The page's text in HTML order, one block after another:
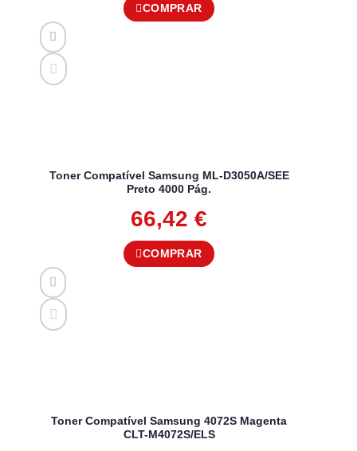
COMPRAR
Toner Compatível Samsung ML-D3050A/SEE
Preto 4000 Pág.
66,42 €
COMPRAR
Toner Compatível Samsung 4072S Magenta
CLT-M4072S/ELS